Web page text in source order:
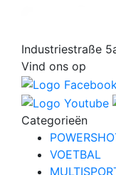
Industriestraße
Vind ons op
Categorieën
VOETBAL